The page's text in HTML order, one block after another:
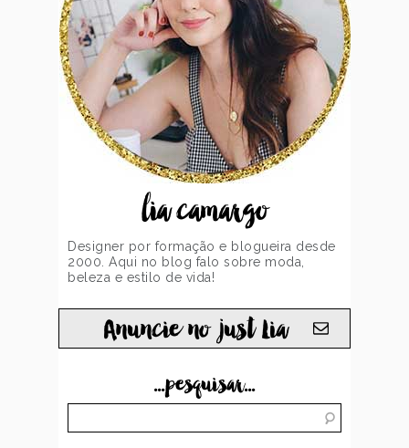
lia camargo
Designer por formação e blogueira desde
2000. Aqui no blog falo sobre moda,
beleza e estilo de vida!
Anuncie no just Lia
...pesquisar...